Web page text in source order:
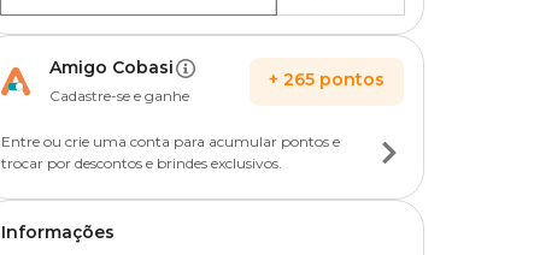
Amigo Cobasi
Cadastre-se e ganhe
+ 265 pontos
Entre ou crie uma conta para acumular pontos e
trocar por descontos e brindes exclusivos.
Informações